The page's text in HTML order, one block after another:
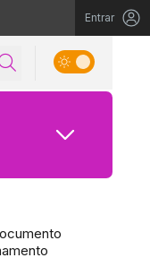
Entrar